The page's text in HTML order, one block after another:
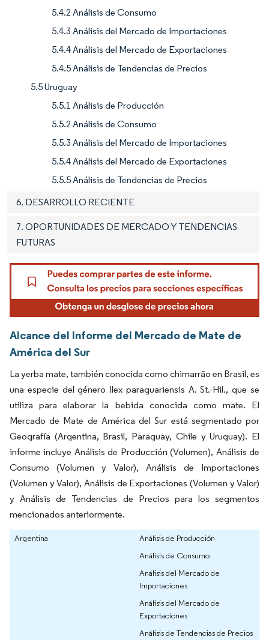
5.4.2 Análisis de Consumo
5.4.3 Análisis del Mercado de Importaciones
5.4.4 Análisis del Mercado de Exportaciones
5.4.5 Análisis de Tendencias de Precios
5.5 Uruguay
5.5.1 Análisis de Producción
5.5.2 Análisis de Consumo
5.5.3 Análisis del Mercado de Importaciones
5.5.4 Análisis del Mercado de Exportaciones
5.5.5 Análisis de Tendencias de Precios
6. DESARROLLO RECIENTE
7. OPORTUNIDADES DE MERCADO Y TENDENCIAS
FUTURAS
Alcance del Informe del Mercado de Mate de
América del Sur
La yerba mate, también conocida como chimarrão en Brasil, es
una especie del género Ilex paraguariensis A. St.-Hil., que se
utiliza para elaborar la bebida conocida como mate. El
Mercado de Mate de América del Sur está segmentado por
Geografía (Argentina, Brasil, Paraguay, Chile y Uruguay). El
informe incluye Análisis de Producción (Volumen), Análisis de
Consumo (Volumen y Valor), Análisis de Importaciones
(Volumen y Valor), Análisis de Exportaciones (Volumen y Valor)
y Análisis de Tendencias de Precios para los segmentos
mencionados anteriormente.
Argentina
Análisis de Producción
Análisis de Consumo
Análisis del Mercado de
Importaciones
Análisis del Mercado de
Exportaciones
Análisis de Tendencias de Precios